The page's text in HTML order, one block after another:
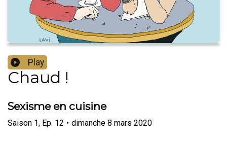
Play
Chaud !
Sexisme en cuisine
Saison 1, Ep. 12 • dimanche 8 mars 2020